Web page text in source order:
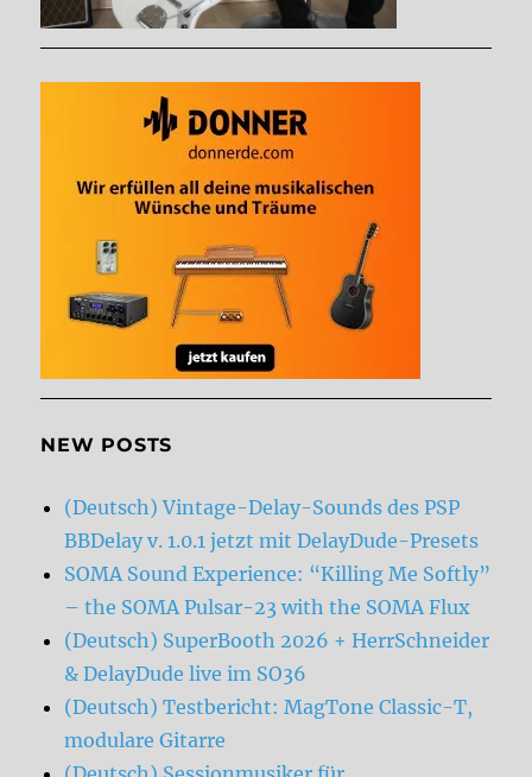
NEW POSTS
(Deutsch) Vintage-Delay-Sounds des PSP
BBDelay v. 1.0.1 jetzt mit DelayDude-Presets
SOMA Sound Experience: “Killing Me Softly”
– the SOMA Pulsar-23 with the SOMA Flux
(Deutsch) SuperBooth 2026 + HerrSchneider
& DelayDude live im SO36
(Deutsch) Testbericht: MagTone Classic-T,
modulare Gitarre